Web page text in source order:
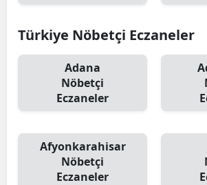
Türkiye Nöbetçi Eczaneler
Adana
Nöbetçi
Eczaneler
Afyonkarahisar
Nöbetçi
Eczaneler